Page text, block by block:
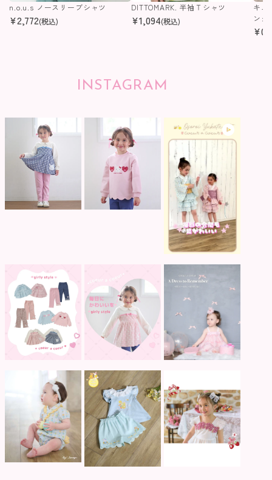
n.o.u.s ノースリーブシャツ
¥2,772(税込)
DITTOMARK. 半袖Ｔシャツ
¥1,094(税込)
キム
ング
¥0
INSTAGRAM